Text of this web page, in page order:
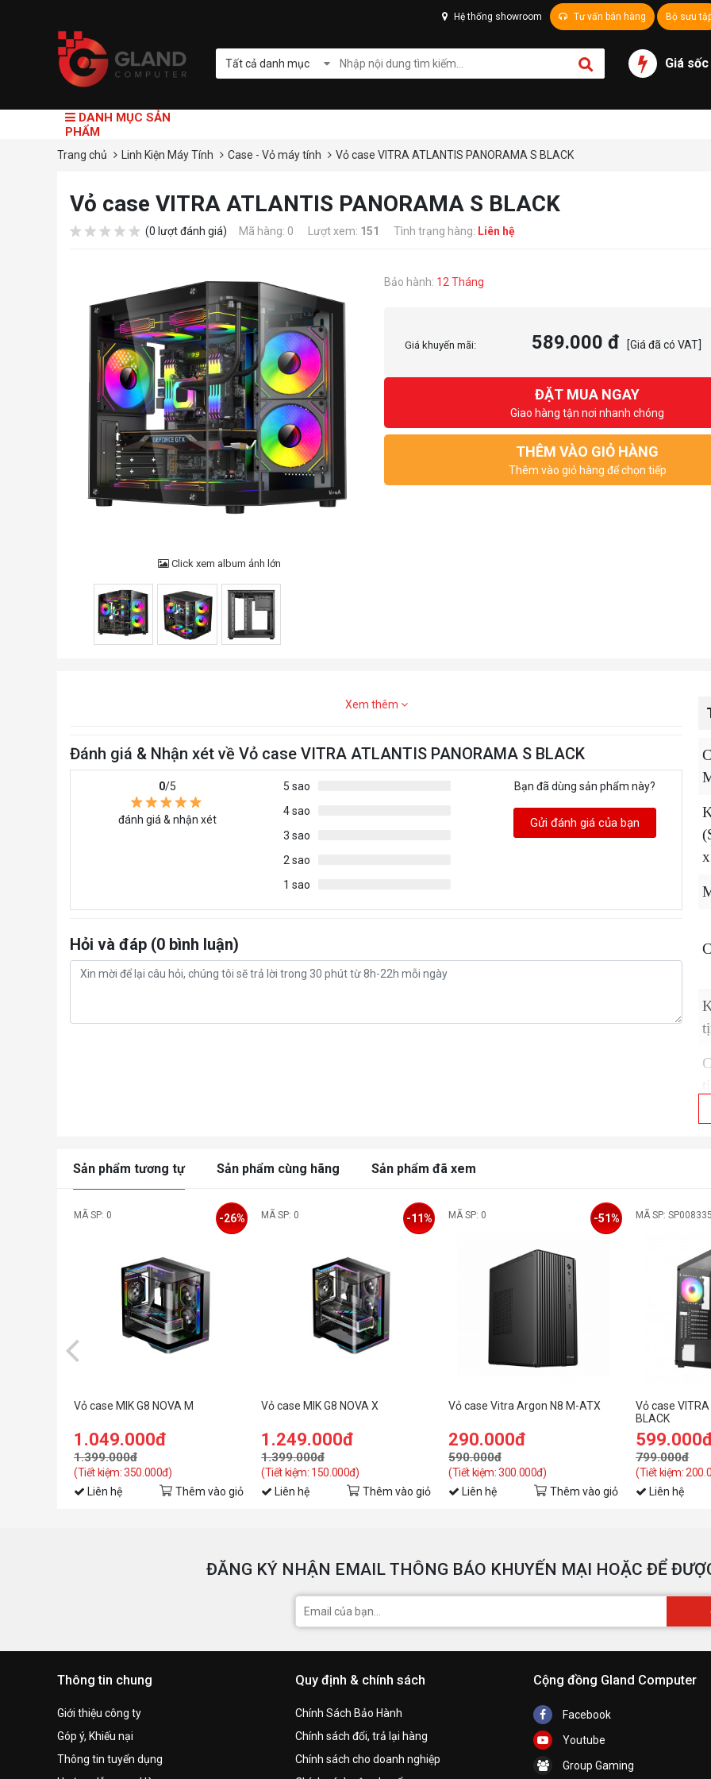
Hệ thống showroom Tư vấn bán hàng Bộ sưu
Tất cả danh mục Giá sốc
DANH MỤC SẢN
PHẨM
Trang chủ Linh Kiện Máy Tính Case - Vỏ máy tính Vỏ case VITRA ATLANTIS PANORAMA S BLACK
Vỏ case VITRA ATLANTIS PANORAMA S BLACK
(0 lượt đánh giá) Mã hàng: 0 Lượt xem: 151 Tình trạng hàng: Liên hệ
Click xem album ảnh lớn
Bảo hành: 12 Tháng
Giá khuyến mãi: 589.000 đ [Giá đã có VAT]
ĐẶT MUA NGAY
Giao hàng tận nơi nhanh chóng
THÊM VÀO GIỎ HÀNG
Thêm vào giỏ hàng để chọn tiếp
Xem thêm
Đánh giá & Nhận xét về Vỏ case VITRA ATLANTIS PANORAMA S BLACK
0/5
đánh giá & nhận xét
5 sao
4 sao
3 sao
2 sao
1 sao
Bạn đã dùng sản phẩm này?
Gửi đánh giá của bạn
Hỏi và đáp (0 bình luận)
Sản phẩm tương tự Sản phẩm cùng hãng Sản phẩm đã xem
MÃ SP: 0
Vỏ case MIK G8 NOVA M
1.049.000đ
1.399.000đ
(Tiết kiệm: 350.000đ)
-26%
Liên hệ Thêm vào giỏ
MÃ SP: 0
Vỏ case MIK G8 NOVA X
1.249.000đ
1.399.000đ
(Tiết kiệm: 150.000đ)
-11%
Liên hệ Thêm vào giỏ
MÃ SP: 0
Vỏ case Vitra Argon N8 M-ATX
290.000đ
590.000đ
(Tiết kiệm: 300.000đ)
-51%
Liên hệ Thêm vào giỏ
MÃ SP: SP008335
Vỏ case
BLACK
799.000đ
(Tiết kiệm:
Liên hệ
ĐĂNG KÝ NHẬN EMAIL THÔNG BÁO KHUYẾN MẠI HOẶC ĐỂ
Thông tin chung
Giới thiệu công ty
Góp ý, Khiếu nại
Thông tin tuyển dụng
Quy định & chính sách
Chính Sách Bảo Hành
Chính sách đổi, trả lại hàng
Chính sách cho doanh nghiệp
Cộng đồng Gland Computer
Facebook
Youtube
Group Gaming